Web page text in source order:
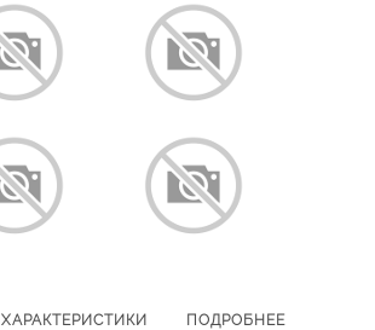
ХАРАКТЕРИСТИКИ ПОДРОБНЕЕ